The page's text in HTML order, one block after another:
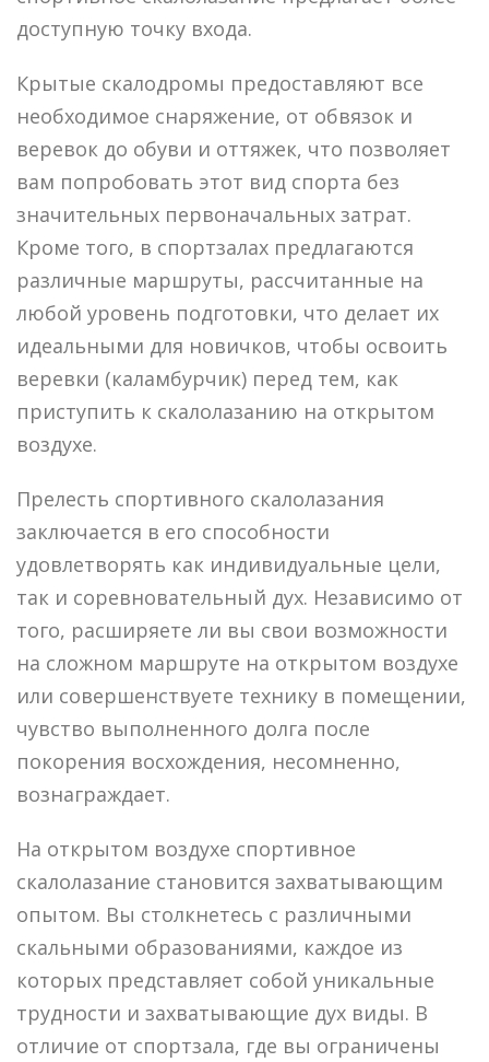
доступную точку входа.
Крытые скалодромы предоставляют все
необходимое снаряжение, от обвязок и
веревок до обуви и оттяжек, что позволяет
вам попробовать этот вид спорта без
значительных первоначальных затрат.
Кроме того, в спортзалах предлагаются
различные маршруты, рассчитанные на
любой уровень подготовки, что делает их
идеальными для новичков, чтобы освоить
веревки (каламбурчик) перед тем, как
приступить к скалолазанию на открытом
воздухе.
Прелесть спортивного скалолазания
заключается в его способности
удовлетворять как индивидуальные цели,
так и соревновательный дух. Независимо от
того, расширяете ли вы свои возможности
на сложном маршруте на открытом воздухе
или совершенствуете технику в помещении,
чувство выполненного долга после
покорения восхождения, несомненно,
вознаграждает.
На открытом воздухе спортивное
скалолазание становится захватывающим
опытом. Вы столкнетесь с различными
скальными образованиями, каждое из
которых представляет собой уникальные
трудности и захватывающие дух виды. В
отличие от спортзала, где вы ограничены